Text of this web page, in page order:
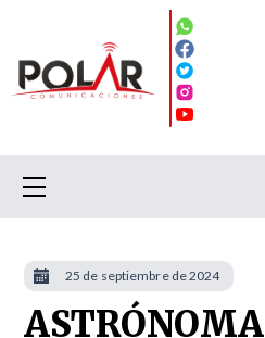
ASTRÓNOMA
25 de septiembre de 2024